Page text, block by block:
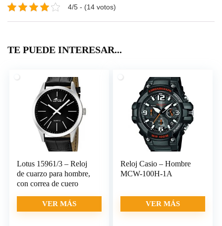
4/5 - (14 votos)
TE PUEDE INTERESAR...
Lotus 15961/3 – Reloj
de cuarzo para hombre,
con correa de cuero
VER MÁS
Reloj Casio – Hombre
MCW-100H-1A
VER MÁS